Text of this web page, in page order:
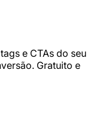
e CTAs do seu
Gratuito e